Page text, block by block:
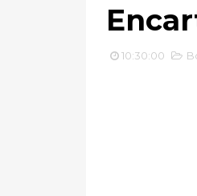
10:30:00